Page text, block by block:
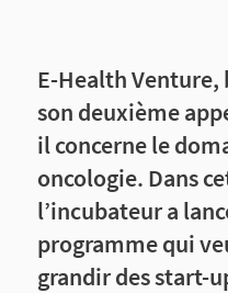
E-Health Venture,
son deuxième
il concerne le
oncologie. Dans
l’incubateur a
programme qui
grandir des start-